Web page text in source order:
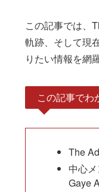
この記事では、
軌跡、そして現
りたい情報を網
この記事でわ
The
中心
Gaye